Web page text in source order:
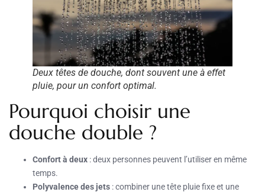
Deux têtes de douche, dont souvent une à effet
pluie, pour un confort optimal.
Pourquoi choisir une
douche double ?
Confort à deux : deux personnes peuvent l’utiliser en même
temps.
Polyvalence des jets : combiner une tête pluie fixe et une